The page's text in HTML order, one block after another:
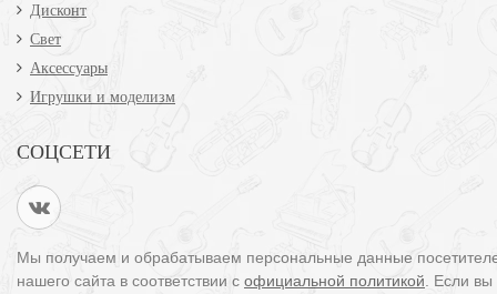
Дисконт
Свет
Аксессуары
Игрушки и моделизм
СОЦСЕТИ
Мы получаем и обрабатываем персональные данные
нашего сайта в соответствии с официальной политикой . Если